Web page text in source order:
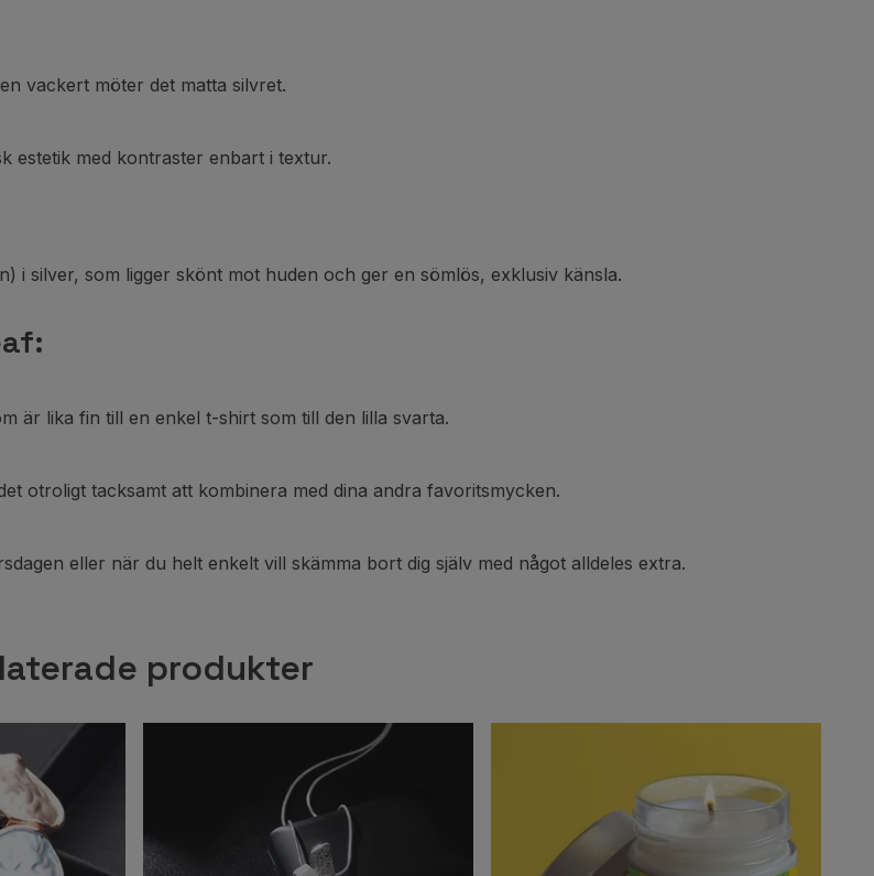
vackert möter det matta silvret.
estetik med kontraster enbart i textur.
i silver, som ligger skönt mot huden och ger en sömlös, exklusiv känsla.
är lika fin till en enkel t-shirt som till den lilla svarta.
otroligt tacksamt att kombinera med dina andra favoritsmycken.
eller när du helt enkelt vill skämma bort dig själv med något alldeles extra.
produkter